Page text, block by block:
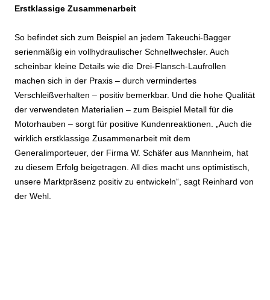
Erstklassige Zusammenarbeit
So befindet sich zum Beispiel an jedem Takeuchi-Bagger
serienmäßig ein vollhydraulischer Schnellwechsler. Auch
scheinbar kleine Details wie die Drei-Flansch-Laufrollen
machen sich in der Praxis – durch vermindertes
Verschleißverhalten – positiv bemerkbar. Und die hohe Qualität
der verwendeten Materialien – zum Beispiel Metall für die
Motorhauben – sorgt für positive Kundenreaktionen. „Auch die
wirklich erstklassige Zusammenarbeit mit dem
Generalimporteuer, der Firma W. Schäfer aus Mannheim, hat
zu diesem Erfolg beigetragen. All dies macht uns optimistisch,
unsere Marktpräsenz positiv zu entwickeln“, sagt Reinhard von
der Wehl.